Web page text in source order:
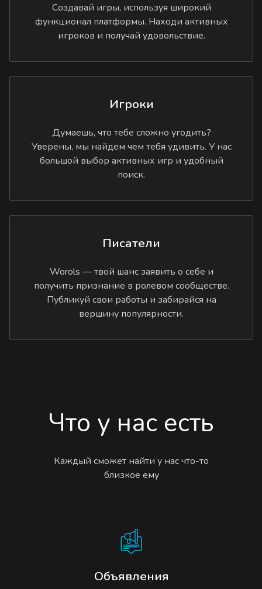
Создавай игры, используя широкий
функционал платформы. Находи активных
игроков и получай удовольствие.
Игроки
Думаешь, что тебе сложно угодить?
Уверены, мы найдем чем тебя удивить. У нас
большой выбор активных игр и удобный
поиск.
Писатели
Worols — твой шанс заявить о себе и
получить признание в ролевом сообществе.
Публикуй свои работы и забирайся на
вершину популярности.
Что у нас есть
Каждый сможет найти у нас что-то
близкое ему
Объявления